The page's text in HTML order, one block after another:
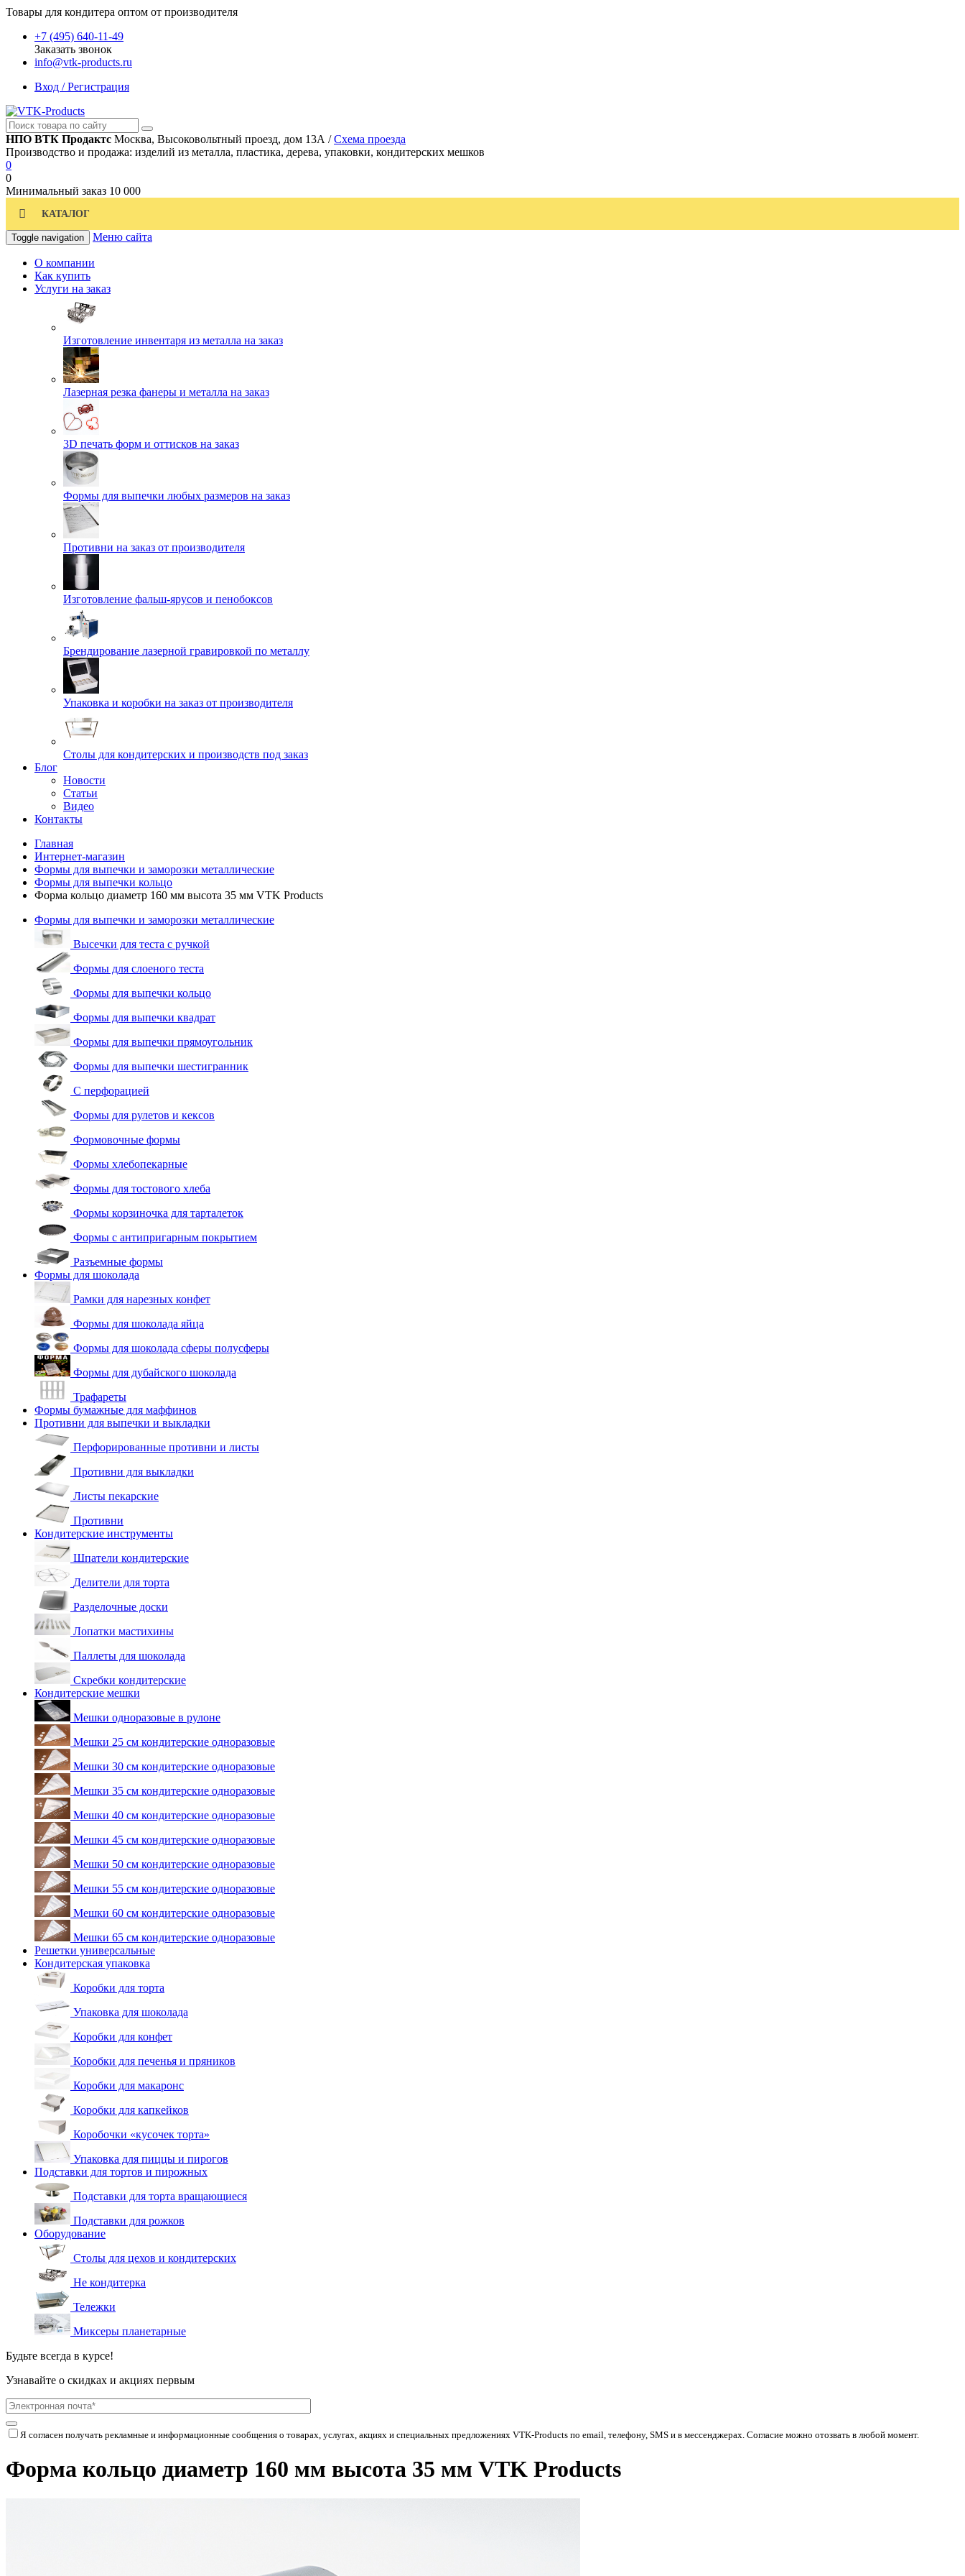
Товары для кондитера оптом от производителя
+7 (495) 640-11-49
Заказать звонок
info@vtk-products.ru
Вход / Регистрация
НПО ВТК Продактс Москва, Высоковольтный проезд, дом 13А /Схема проезда
Производство и продажа: изделий из металла, пластика, дерева, упаковки, кондитерских мешков
0
0
Минимальный заказ 10 000
КАТАЛОГ
Toggle navigation Меню сайта
О компании
Как купить
Услуги на заказ
Изготовление инвентаря из металла на заказ
Лазерная резка фанеры и металла на заказ
3D печать форм и оттисков на заказ
Формы для выпечки любых размеров на заказ
Противни на заказ от производителя
Изготовление фальш-ярусов и пенобоксов
Брендирование лазерной гравировкой по металлу
Упаковка и коробки на заказ от производителя
Cтолы для кондитерских и производств под заказ
Блог
Новости
Статьи
Видео
Контакты
Главная
Интернет-магазин
Формы для выпечки и заморозки металлические
Формы для выпечки кольцо
Форма кольцо диаметр 160 мм высота 35 мм VTK Products
Формы для выпечки и заморозки металлические
Высечки для теста с ручкой
Формы для слоеного теста
Формы для выпечки кольцо
Формы для выпечки квадрат
Формы для выпечки прямоугольник
Формы для выпечки шестигранник
С перфорацией
Формы для рулетов и кексов
Формовочные формы
Формы хлебопекарные
Формы для тостового хлеба
Формы корзиночка для тарталеток
Формы с антипригарным покрытием
Разъемные формы
Формы для шоколада
Рамки для нарезных конфет
Формы для шоколада яйца
Формы для шоколада сферы полусферы
Формы для дубайского шоколада
Трафареты
Формы бумажные для маффинов
Противни для выпечки и выкладки
Перфорированные противни и листы
Противни для выкладки
Листы пекарские
Противни
Кондитерские инструменты
Шпатели кондитерские
Делители для торта
Разделочные доски
Лопатки мастихины
Паллеты для шоколада
Скребки кондитерские
Кондитерские мешки
Мешки одноразовые в рулоне
Мешки 25 см кондитерские одноразовые
Мешки 30 см кондитерские одноразовые
Мешки 35 см кондитерские одноразовые
Мешки 40 см кондитерские одноразовые
Мешки 45 см кондитерские одноразовые
Мешки 50 см кондитерские одноразовые
Мешки 55 см кондитерские одноразовые
Мешки 60 см кондитерские одноразовые
Мешки 65 см кондитерские одноразовые
Решетки универсальные
Кондитерская упаковка
Коробки для торта
Упаковка для шоколада
Коробки для конфет
Коробки для печенья и пряников
Коробки для макаронс
Коробки для капкейков
Коробочки «кусочек торта»
Упаковка для пиццы и пирогов
Подставки для тортов и пирожных
Подставки для торта вращающиеся
Подставки для рожков
Оборудование
Столы для цехов и кондитерских
Не кондитерка
Тележки
Миксеры планетарные
Будьте всегда в курсе!
Узнавайте о скидках и акциях первым
Я согласен получать рекламные и информационные сообщения о товарах, услугах, акциях и специальных предложениях VTK-Products по email, телефону, SMS и в мессенджерах. Согласие можно отозвать в любой момент.
Форма кольцо диаметр 160 мм высота 35 мм VTK Products